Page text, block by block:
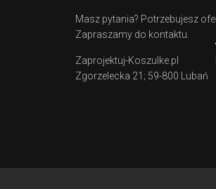
Masz pytania? Potrzebujesz
Zapraszamy do kontaktu.
Zaprojektuj-Koszulke.pl
Zgorzelecka 21; 59-800 Lubań